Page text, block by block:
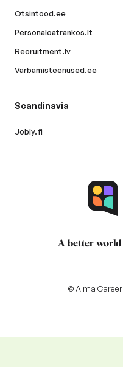
Otsintood.ee
Personaloatrankos.lt
Recruitment.lv
Varbamisteenused.ee
Scandinavia
Jobly.fi
A better
© Alma